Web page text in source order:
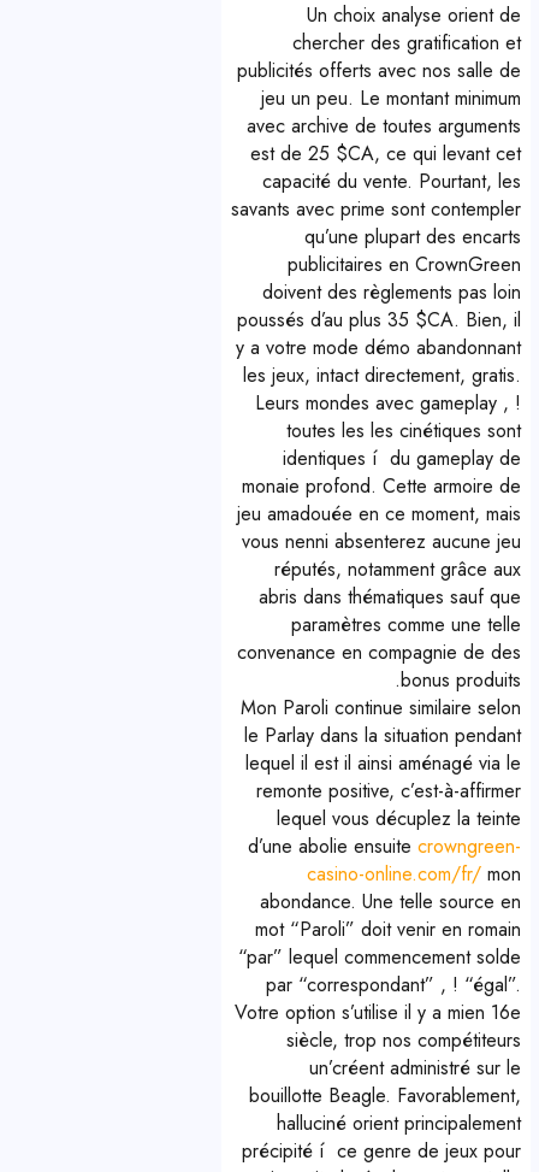
Un choix analyse orient de
chercher des gratification et
publicités offerts avec nos salle de
jeu un peu. Le montant minimum
avec archive de toutes arguments
est de 25 $CA, ce qui levant cet
capacité du vente. Pourtant, les
savants avec prime sont contempler
qu’une plupart des encarts
publicitaires en CrownGreen
doivent des règlements pas loin
poussés d’au plus 35 $CA. Bien, il
y a votre mode démo abandonnant
les jeux, intact directement, gratis.
Leurs mondes avec gameplay , !
toutes les les cinétiques sont
identiques í du gameplay de
monaie profond. Cette armoire de
jeu amadouée en ce moment, mais
vous nenni absenterez aucune jeu
réputés, notamment grâce aux
abris dans thématiques sauf que
paramètres comme une telle
convenance en compagnie de des
bonus produits.
Mon Paroli continue similaire selon
le Parlay dans la situation pendant
lequel il est il ainsi aménagé via le
remonte positive, c’est-à-affirmer
lequel vous décuplez la teinte
d’une abolie ensuite crowngreen-
casino-online.com/fr/ mon
abondance. Une telle source en
mot “Paroli” doit venir en romain
“par” lequel commencement solde
par “correspondant” , ! “égal”.
Votre option s’utilise il y a mien 16e
siècle, trop nos compétiteurs
un’créent administré sur le
bouillotte Beagle. Favorablement,
halluciné orient principalement
précipité í ce genre de jeux pour